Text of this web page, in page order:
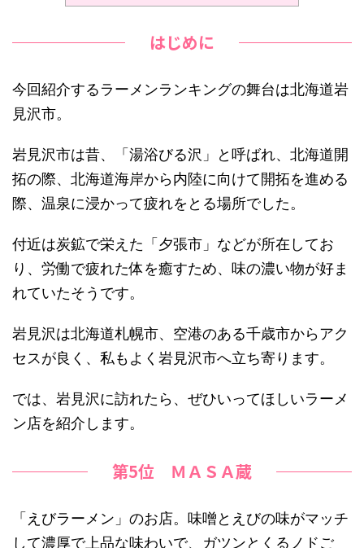
はじめに
今回紹介するラーメンランキングの舞台は北海道岩
見沢市。
岩見沢市は昔、「湯浴びる沢」と呼ばれ、北海道開
拓の際、北海道海岸から内陸に向けて開拓を進める
際、温泉に浸かって疲れをとる場所でした。
付近は炭鉱で栄えた「夕張市」などが所在してお
り、労働で疲れた体を癒すため、味の濃い物が好ま
れていたそうです。
岩見沢は北海道札幌市、空港のある千歳市からアク
セスが良く、私もよく岩見沢市へ立ち寄ります。
では、岩見沢に訪れたら、ぜひいってほしいラーメ
ン店を紹介します。
第5位 ＭＡＳＡ蔵
「えびラーメン」のお店。味噌とえびの味がマッチ
して濃厚で上品な味わいで、ガツンとくるノドご